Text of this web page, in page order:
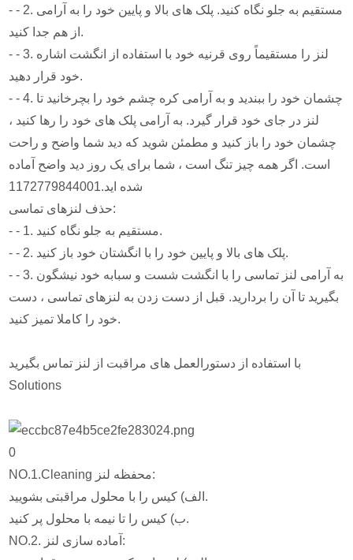
- - 2. مستقیم به جلو نگاه کنید. پلک های بالا و پایین خود را به آرامی
از هم جدا کنید.
- - 3. لنز را مستقیماً روی قرنیه خود با استفاده از انگشت اشاره
خود قرار دهید.
- - 4. چشمان خود را ببندید و به آرامی کره چشم خود را بچرخانید تا
لنز در جای خود قرار گیرد. به آرامی پلک های خود را رها کنید ،
چشمان خود را باز کنید و مطمئن شوید که دید شما واضح و راحت
است. اگر همه چیز تنگ است ، شما برای یک روز دید واضح آماده
شده اید.1172779844001
حذف لنزهای تماسی:
- - 1. مستقیم به جلو نگاه کنید.
- - 2. پلک های بالا و پایین خود را با انگشتان خود باز کنید.
- - 3. به آرامی لنز تماسی را با انگشت شست و سبابه خود نیشگون
بگیرید تا آن را بردارید. قبل از دست زدن به لنزهای تماسی ، دست
خود را کاملا تمیز کنید.
با استفاده از دستورالعمل های مراقبت از لنز تماس بگیرید
Solutions
0
NO.1.Cleaning محفظه لنز:
الف) کیس را با محلول مراقبتی بشویید.
ب) کیس را تا نیمه با محلول پر کنید.
NO.2. آماده سازی لنز: